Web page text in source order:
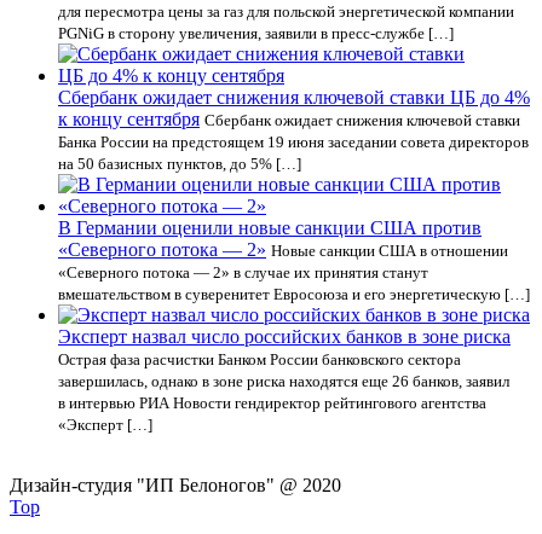
для пересмотра цены за газ для польской энергетической компании
PGNiG в сторону увеличения, заявили в пресс-службе […]
Сбербанк ожидает снижения ключевой ставки ЦБ до 4%
к концу сентября Сбербанк ожидает снижения ключевой ставки
Банка России на предстоящем 19 июня заседании совета директоров
на 50 базисных пунктов, до 5% […]
В Германии оценили новые санкции США против
«Северного потока — 2» Новые санкции США в отношении
«Северного потока — 2» в случае их принятия станут
вмешательством в суверенитет Евросоюза и его энергетическую […]
Эксперт назвал число российских банков в зоне риска
Острая фаза расчистки Банком России банковского сектора
завершилась, однако в зоне риска находятся еще 26 банков, заявил
в интервью РИА Новости гендиректор рейтингового агентства
«Эксперт […]
Дизайн-студия "ИП Белоногов" @ 2020
Top